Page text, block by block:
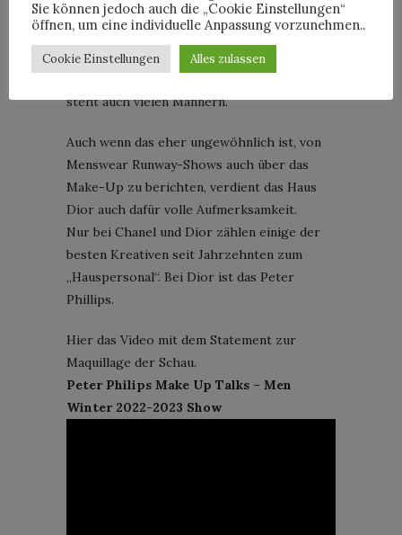
Jubiläum. Der Hutdesigner Stephen Jones
ist seit fünfundzwanzig Jahren mit an Bord.
Seine Interpretation des französischen
steht auch vielen Männern.
Auch wenn das eher ungewöhnlich ist, von
Menswear Runway-Shows auch über das
Make-Up zu berichten, verdient das Haus
Dior auch dafür volle Aufmerksamkeit.
Nur bei Chanel und Dior zählen einige der
besten Kreativen seit Jahrzehnten zum
„Hauspersonal“. Bei Dior ist das Peter
Phillips.
Hier das Video mit dem Statement zur
Maquillage der Schau.
Peter Philips Make Up Talks – Men
Winter 2022-2023 Show
Sie können jedoch auch die „Cookie Einstellungen“
öffnen, um eine individuelle Anpassung vorzunehmen..
Cookie Einstellungen Alles zulassen